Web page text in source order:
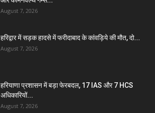
August 7, 2026
हरिद्वार में सड़क हादसे में फरीदाबाद के कांवड़िये की मौत, दो...
August 7, 2026
हरियाणा प्रशासन में बड़ा फेरबदल, 17 IAS और 7 HCS
अधिकारियों...
August 7, 2026